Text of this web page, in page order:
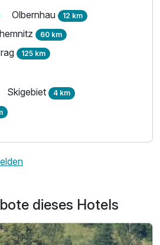
Olbernhau 12 km
60 km
125 km
Skigebiet 4 km
dieses Hotels